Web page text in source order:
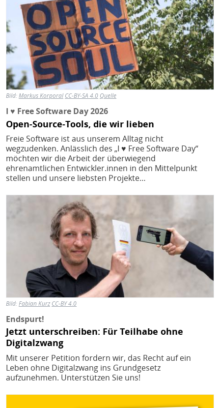
Bild:Markus Korporal CC-BY-SA 4.0 Quelle
I ♥ Free Software Day 2026
Open-Source-Tools, die wir lieben
Freie Software ist aus unserem Alltag nicht
wegzudenken. Anlässlich des „I ♥ Free Software Day“
möchten wir die Arbeit der überwiegend
ehrenamtlichen Entwickler.innen in den Mittelpunkt
stellen und unsere liebsten Projekte…
Bild
Bild:Fabian Kurz CC-BY 4.0
Endspurt!
Jetzt unterschreiben: Für Teilhabe ohne
Digitalzwang
Mit unserer Petition fordern wir, das Recht auf ein
Leben ohne Digitalzwang ins Grundgesetz
aufzunehmen. Unterstützen Sie uns!
Bild